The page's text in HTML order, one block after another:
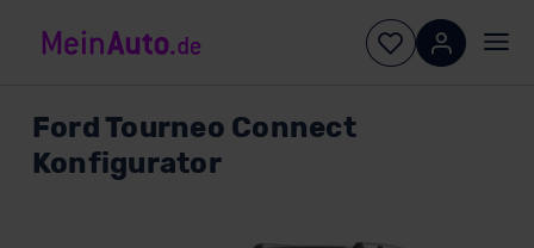
FordTourneo Connect
Konfigurator